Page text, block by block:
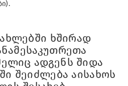
ხშირად
ადგენს შიდა
შეიძლება აისახოს